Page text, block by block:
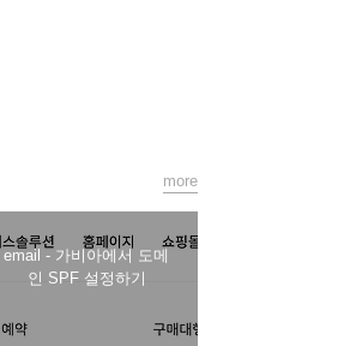
email - 가비아에서 도메
인 SPF 설정하기
more